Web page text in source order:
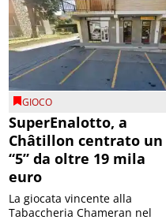
GIOCO
SuperEnalotto, a
Châtillon centrato un
“5” da oltre 19 mila
euro
La giocata vincente alla
Tabaccheria Chameran nel